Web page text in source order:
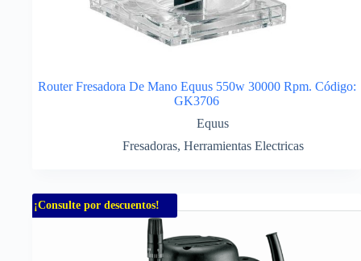
Router Fresadora De Mano Equus 550w 30000 Rpm. Código:
GK3706
Equus
Fresadoras, Herramientas Electricas
¡Consulte por descuentos!